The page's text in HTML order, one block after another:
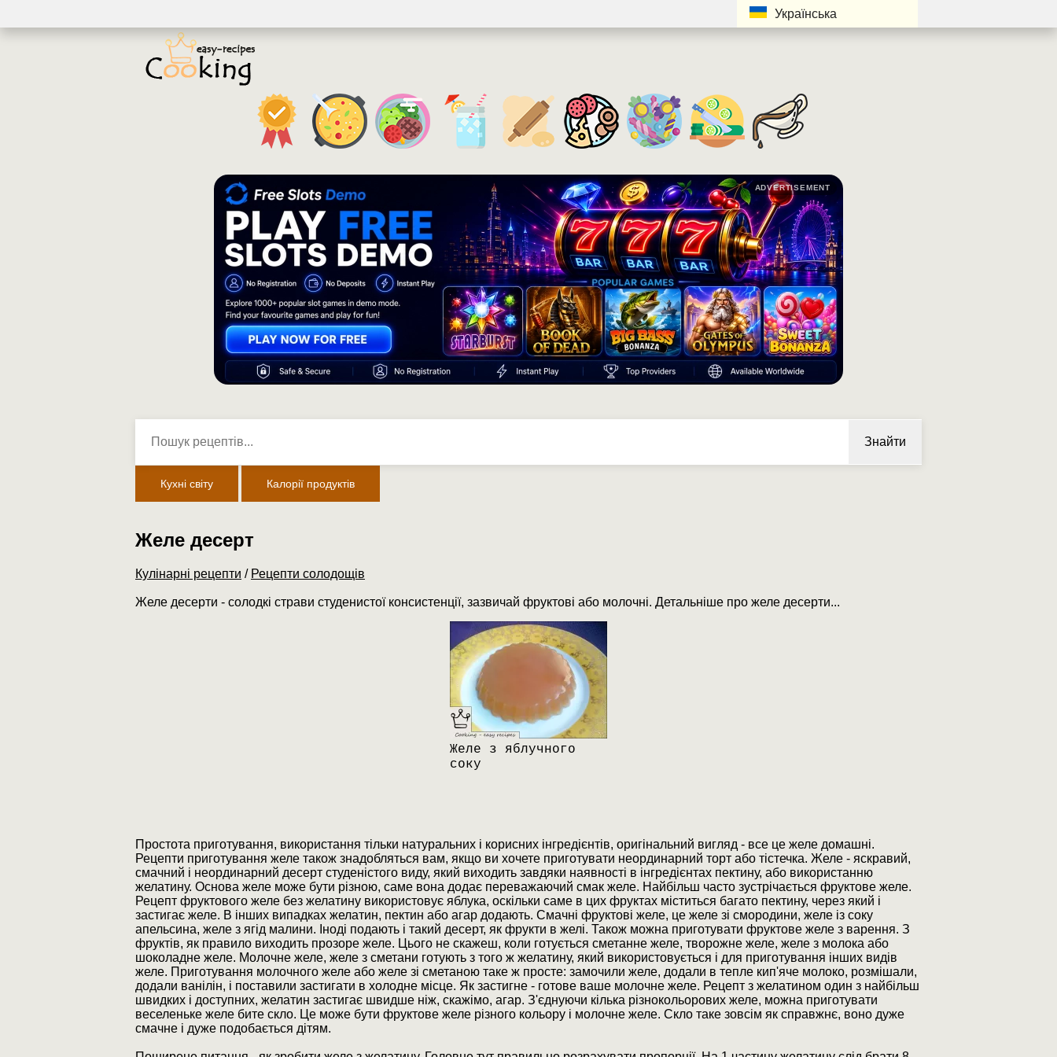
Українська
ADVERTISEMENT
Знайти
Кухні світу Калорії продуктів
Желе десерт
Кулінарні рецепти / Рецепти солодощів
Желе десерти - солодкі страви студенистої консистенції, зазвичай фруктові або молочні. Детальніше про желе десерти...
Желе з яблучного
соку
Простота приготування, використання тільки натуральних і корисних інгредієнтів, оригінальний вигляд - все це желе домашні.
Рецепти приготування желе також знадобляться вам, якщо ви хочете приготувати неординарний торт або тістечка. Желе - яскравий,
смачний і неординарний десерт студеністого виду, який виходить завдяки наявності в інгредієнтах пектину, або використанню
желатину. Основа желе може бути різною, саме вона додає переважаючий смак желе. Найбільш часто зустрічається фруктове желе.
Рецепт фруктового желе без желатину використовує яблука, оскільки саме в цих фруктах міститься багато пектину, через який і
застигає желе. В інших випадках желатин, пектин або агар додають. Смачні фруктові желе, це желе зі смородини, желе із соку
апельсина, желе з ягід малини. Іноді подають і такий десерт, як фрукти в желі. Також можна приготувати фруктове желе з варення. З
фруктів, як правило виходить прозоре желе. Цього не скажеш, коли готується сметанне желе, творожне желе, желе з молока або
шоколадне желе. Молочне желе, желе з сметани готують з того ж желатину, який використовується і для приготування інших видів
желе. Приготування молочного желе або желе зі сметаною таке ж просте: замочили желе, додали в тепле кип'яче молоко, розмішали,
додали ванілін, і поставили застигати в холодне місце. Як застигне - готове ваше молочне желе. Рецепт з желатином один з найбільш
швидких і доступних, желатин застигає швидше ніж, скажімо, агар. З'єднуючи кілька різнокольорових желе, можна приготувати
веселеньке желе бите скло. Це може бути фруктове желе різного кольору і молочне желе. Скло таке зовсім як справжнє, воно дуже
смачне і дуже подобається дітям.